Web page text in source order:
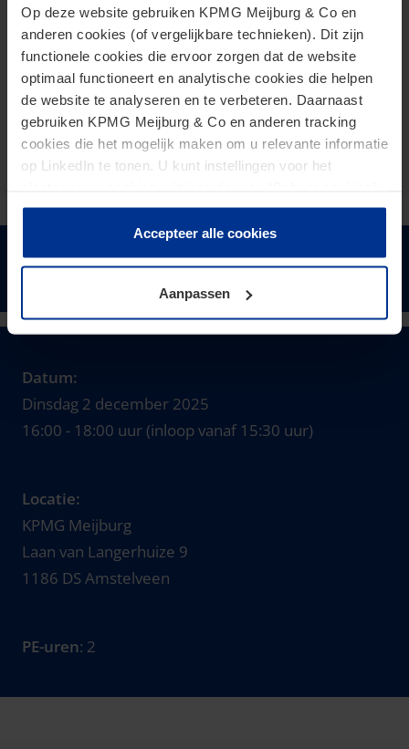
Op deze website gebruiken KPMG Meijburg & Co en
anderen cookies (of vergelijkbare technieken). Dit zijn
functionele cookies die ervoor zorgen dat de website
optimaal functioneert en analytische cookies die helpen
de website te analyseren en te verbeteren. Daarnaast
gebruiken KPMG Meijburg & Co en anderen tracking
cookies die het mogelijk maken om u relevante informatie
op LinkedIn te tonen. U kunt instellingen voor het
te klikken. Als u op “Accepteer alle cookies” klikt, geeft u
toestemming voor het gebruik van alle cookies. Deze
toestemming kunt u altijd weer intrekken.
Accepteer alle cookies
Aanpassen
vennootschapsbelasting, corporate clients, Pillar 2
en mergers & acquisitions (M&A).
Dirk Jan is hoofdzakelijk actief in de M&A-praktijk.
Zijn rol omvat het begeleiden van cliënten door het
volledige M&A-traject, van de initiële planning tot de
uiteindelijke afronding van transacties.
Houd mij op de hoogte
Datum:
Dinsdag 2 december 2025
16:00 - 18:00 uur (inloop vanaf 15:30 uur)
Locatie:
KPMG Meijburg
Laan van Langerhuize 9
1186 DS Amstelveen
PE-uren: 2